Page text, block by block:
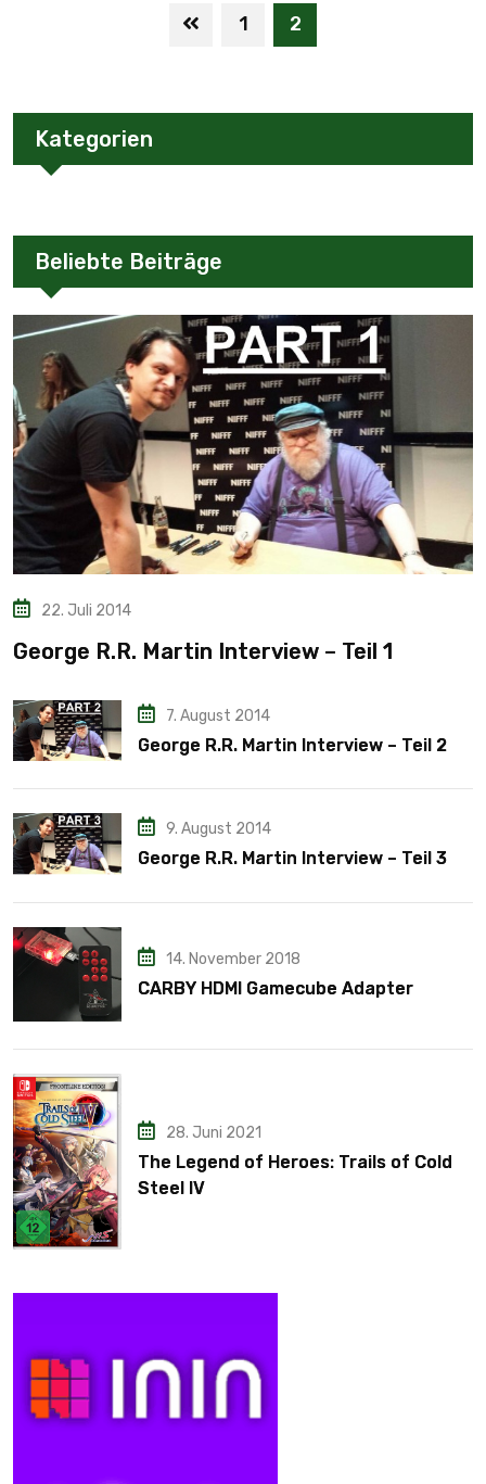
1 2
Kategorien
Beliebte Beiträge
22. Juli 2014
George R.R. Martin Interview – Teil 1
7. August 2014
George R.R. Martin Interview – Teil 2
9. August 2014
George R.R. Martin Interview – Teil 3
14. November 2018
CARBY HDMI Gamecube Adapter
28. Juni 2021
The Legend of Heroes: Trails of Cold
Steel IV